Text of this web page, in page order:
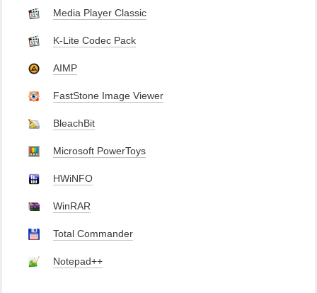
Media Player Classic
K-Lite Codec Pack
AIMP
FastStone Image Viewer
BleachBit
Microsoft PowerToys
HWiNFO
WinRAR
Total Commander
Notepad++